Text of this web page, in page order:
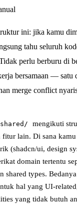
ini: jika kamu
tahu seluruh
perlu berburu di
bersamaan — satu
merge conflict
mengikuti
fitur lain. Di sana
(shadcn/ui, design
domain tertentu
shared types.
hal yang UI-
yang tidak butuh